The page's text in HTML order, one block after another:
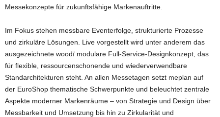
Messekonzepte für zukunftsfähige Markenauftritte.
Im Fokus stehen messbare Eventerfolge, strukturierte Prozesse
und zirkuläre Lösungen. Live vorgestellt wird unter anderem das
ausgezeichnete woodï modulare Full-Service-Designkonzept, das
für flexible, ressourcenschonende und wiederverwendbare
Standarchitekturen steht. An allen Messetagen setzt meplan auf
der EuroShop thematische Schwerpunkte und beleuchtet zentrale
Aspekte moderner Markenräume – von Strategie und Design über
Messbarkeit und Umsetzung bis hin zu Zirkularität und